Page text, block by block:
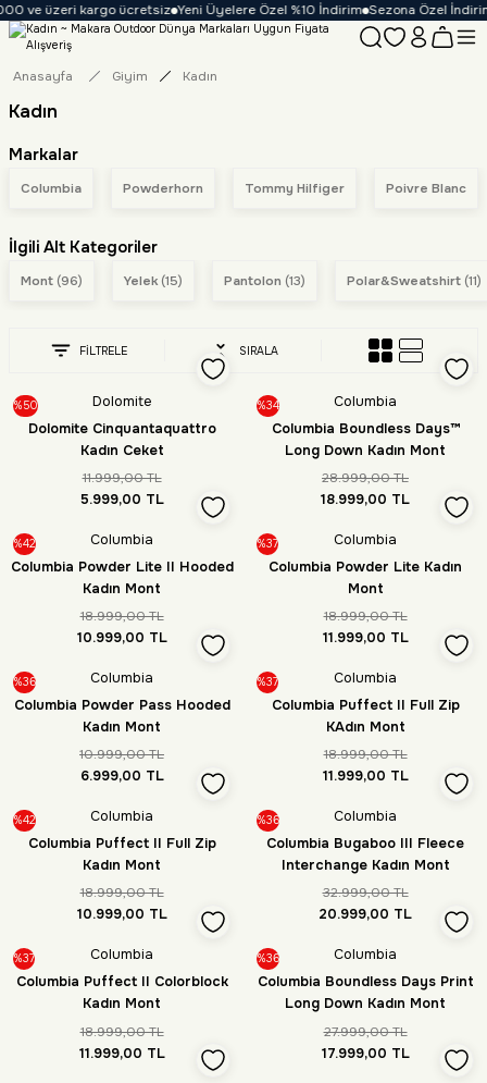
ve üzeri kargo ücretsiz Yeni Üyelere Özel %10 İndirim Sezona Özel İndirim
Anasayfa Giyim Kadın
Kadın
Markalar
Columbia Powderhorn Tommy Hilfiger Poivre Blanc
İlgili Alt Kategoriler
Mont (96) Yelek(15) Pantolon (13) Polar&Sweatshirt (11)
FİLTRELE SIRALA
%50
Dolomite
Dolomite Cinquantaquattro
Kadın Ceket
11.999,00 TL
5.999,00 TL
%34
Columbia
Columbia Boundless Days™
Long Down Kadın Mont
28.999,00 TL
18.999,00 TL
%42
Columbia
Columbia Powder Lite II Hooded
Kadın Mont
18.999,00 TL
10.999,00 TL
%37
Columbia
Columbia Powder Lite Kadın
Mont
18.999,00 TL
11.999,00 TL
%36
Columbia
Columbia Powder Pass Hooded
Kadın Mont
10.999,00 TL
6.999,00 TL
%37
Columbia
Columbia Puffect II Full Zip
KAdın Mont
18.999,00 TL
11.999,00 TL
%42
Columbia
Columbia Puffect II Full Zip
Kadın Mont
18.999,00 TL
10.999,00 TL
%36
Columbia
Columbia Bugaboo III Fleece
Interchange Kadın Mont
32.999,00 TL
20.999,00 TL
%37
Columbia
Columbia Puffect II Colorblock
Kadın Mont
18.999,00 TL
11.999,00 TL
%36
Columbia
Columbia Boundless Days Print
Long Down Kadın Mont
27.999,00 TL
17.999,00 TL